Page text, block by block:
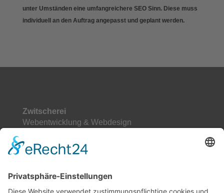
unter Umständen eine umfangreichere SEO Sinn. Diese muss
individuell an den Auftrag angepasst und geplant werden.
Zwitscherei
Webentwicklung & Webdesign
Käsenbachstr. 20
72076 Tübingen
+49 163 6902278